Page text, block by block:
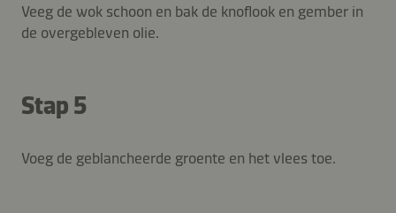
Veeg de wok schoon en bak de knoflook en gember in
de overgebleven olie.
Stap 5
Voeg de geblancheerde groente en het vlees toe.